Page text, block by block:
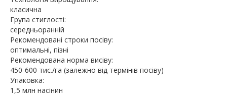
класична
Група стиглості:
середньоранній
Рекомендовані строки посіву:
оптимальні, пізні
Рекомендована норма висіву:
450-600 тис./га (залежно від термінів посіву)
Упаковка:
1,5 млн насінин